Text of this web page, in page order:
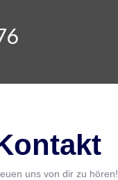
uns von dir zu hören!